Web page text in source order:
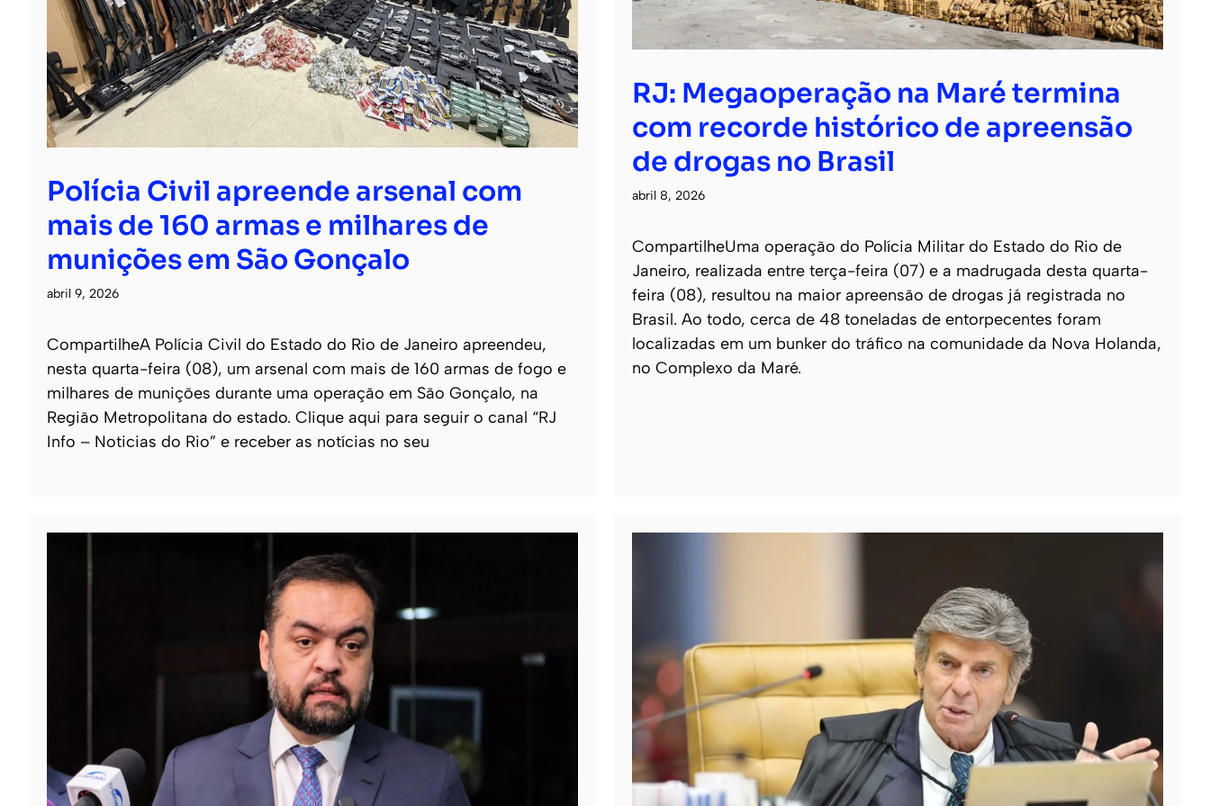
Polícia Civil apreende arsenal com
mais de 160 armas e milhares de
munições em São Gonçalo
abril 9, 2026
CompartilheA Polícia Civil do Estado do Rio de Janeiro apreendeu,
nesta quarta-feira (08), um arsenal com mais de 160 armas de fogo e
milhares de munições durante uma operação em São Gonçalo, na
Região Metropolitana do estado. Clique aqui para seguir o canal “RJ
Info – Noticias do Rio” e receber as notícias no seu
RJ: Megaoperação na Maré termina
com recorde histórico de apreensão
de drogas no Brasil
abril 8, 2026
CompartilheUma operação do Polícia Militar do Estado do Rio de
Janeiro, realizada entre terça-feira (07) e a madrugada desta quarta-
feira (08), resultou na maior apreensão de drogas já registrada no
Brasil. Ao todo, cerca de 48 toneladas de entorpecentes foram
localizadas em um bunker do tráfico na comunidade da Nova Holanda,
no Complexo da Maré.